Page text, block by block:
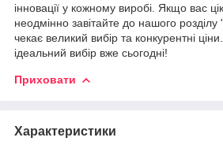
інновації у кожному виробі. Якщо вас
неодмінно завітайте до нашого
чекає великий вибір та конкурентні
ідеальний вибір вже сьогодні!
Приховати
Характеристики